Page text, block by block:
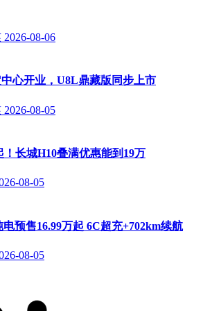
2026-08-06
心开业，U8L鼎藏版同步上市
2026-08-05
！长城H10叠满优惠能到19万
08-05
预售16.99万起 6C超充+702km续航
08-05